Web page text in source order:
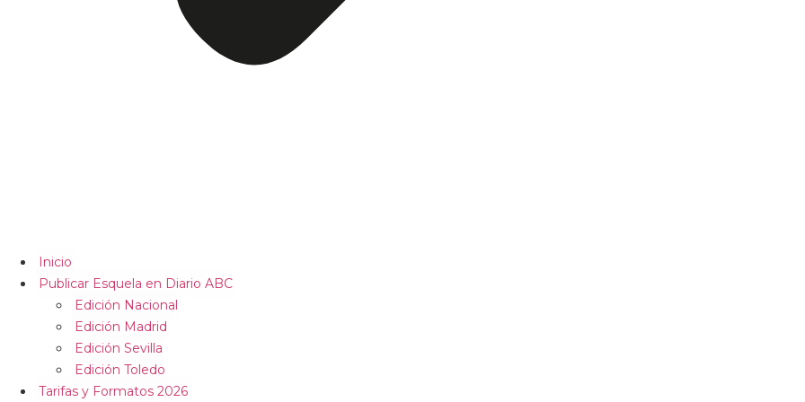
Inicio
Publicar Esquela en Diario ABC
Edición Nacional
Edición Madrid
Edición Sevilla
Edición Toledo
Tarifas y Formatos 2026